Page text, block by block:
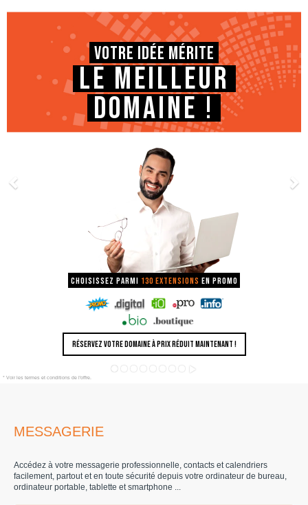
* Voir les termes et conditions de l'offre.
Votre idée mérite
le meilleur
domaine !
Choisissez parmi 130 extensions en promo
RÉSERVEZ VOTRE DOMAINE À PRIX RÉDUIT MAINTENANT !
MESSAGERIE
Accédez à votre messagerie professionnelle, contacts et calendriers
facilement, partout et en toute sécurité depuis votre ordinateur de bureau,
ordinateur portable, tablette et smartphone ...